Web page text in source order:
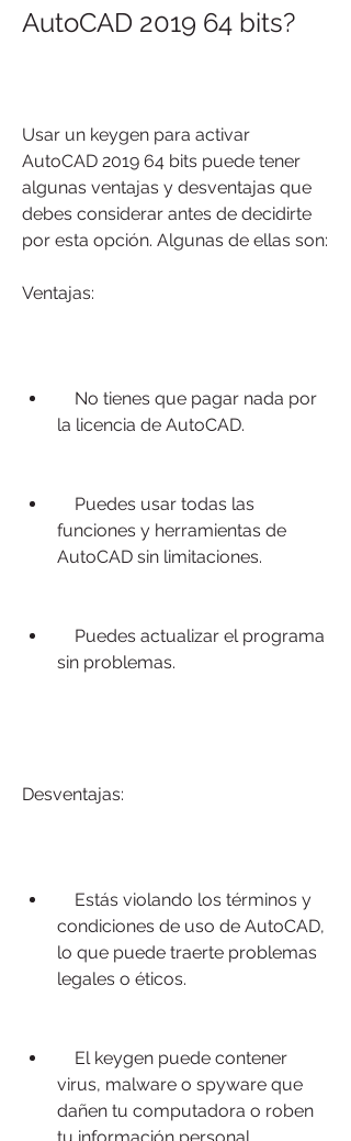
AutoCAD 2019 64 bits?
Usar un keygen para activar
AutoCAD 2019 64 bits puede tener
algunas ventajas y desventajas que
debes considerar antes de decidirte
por esta opción. Algunas de ellas son:
Ventajas:
la licencia de AutoCAD.
funciones y herramientas de
AutoCAD sin limitaciones.
sin problemas.
Desventajas:
condiciones de uso de AutoCAD,
lo que puede traerte problemas
legales o éticos.
virus, malware o spyware que
dañen tu computadora o roben